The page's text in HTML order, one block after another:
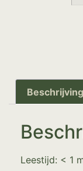
Beschrijving
Leestijd: < 1